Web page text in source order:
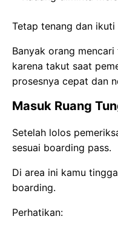
Tetap tenang dan
Banyak orang
karena takut saat
prosesnya cepat dan
Masuk Ruang
Setelah lolos
sesuai boarding pass.
Di area ini kamu
boarding.
Perhatikan: